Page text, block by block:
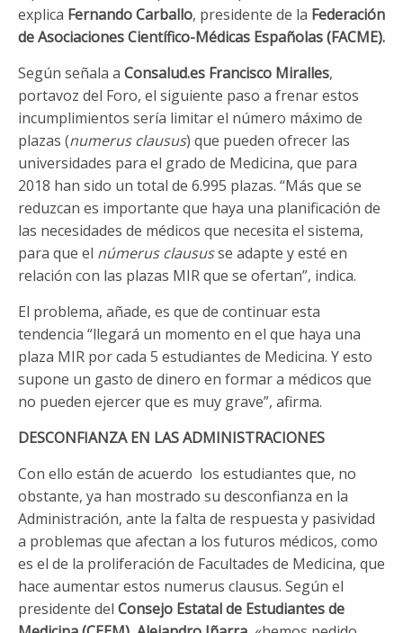
explica Fernando Carballo, presidente de la Federación
de Asociaciones Científico-Médicas Españolas (FACME).
Según señala a Consalud.es Francisco Miralles,
portavoz del Foro, el siguiente paso a frenar estos
incumplimientos sería limitar el número máximo de
plazas (numerus clausus) que pueden ofrecer las
universidades para el grado de Medicina, que para
2018 han sido un total de 6.995 plazas. “Más que se
reduzcan es importante que haya una planificación de
las necesidades de médicos que necesita el sistema,
para que el númerus claususse adapte y esté en
relación con las plazas MIR que se ofertan”, indica.
El problema, añade, es que de continuar esta
tendencia “llegará un momento en el que haya una
plaza MIR por cada 5 estudiantes de Medicina. Y esto
supone un gasto de dinero en formar a médicos que
no pueden ejercer que es muy grave”, afirma.
DESCONFIANZA EN LAS ADMINISTRACIONES
Con ello están de acuerdo los estudiantes que, no
obstante, ya han mostrado su desconfianza en la
Administración, ante la falta de respuesta y pasividad
a problemas que afectan a los futuros médicos, como
es el de la proliferación de Facultades de Medicina, que
hace aumentar estos numerus clausus. Según el
presidente del Consejo Estatal de Estudiantes de